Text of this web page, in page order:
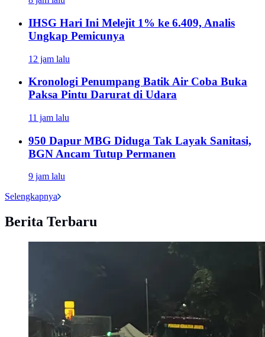
IHSG Hari Ini Melejit 1% ke 6.409, Analis
Ungkap Pemicunya
12 jam lalu
Kronologi Penumpang Batik Air Coba Buka
Paksa Pintu Darurat di Udara
11 jam lalu
950 Dapur MBG Diduga Tak Layak Sanitasi,
BGN Ancam Tutup Permanen
9 jam lalu
Selengkapnya
Berita Terbaru